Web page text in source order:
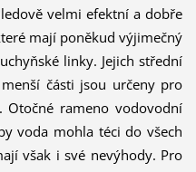
velmi efektní a dobře
mají poněkud výjimečný
linky. Jejich střední
části jsou určeny pro
Otočné rameno vodovodní
voda mohla téci do všech
však i své nevýhody. Pro